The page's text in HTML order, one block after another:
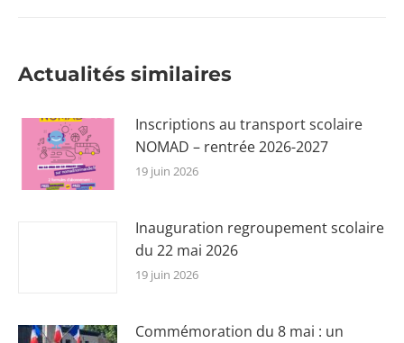
Actualités similaires
Inscriptions au transport scolaire
NOMAD – rentrée 2026-2027
19 juin 2026
Inauguration regroupement scolaire
du 22 mai 2026
19 juin 2026
Commémoration du 8 mai : un